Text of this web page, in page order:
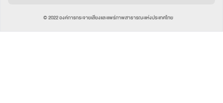
© 2022 องค์การกระจายเสียงและแพร่ภาพสาธารณะแห่งประเทศไทย